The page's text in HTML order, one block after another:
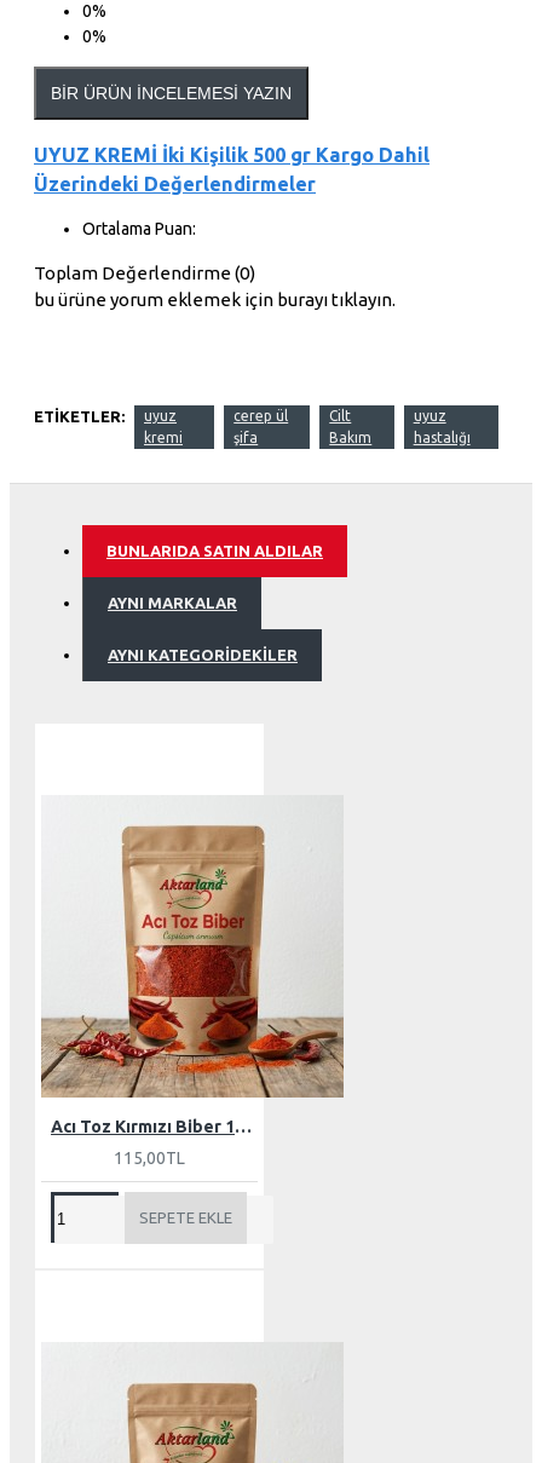
0%
0%
BIR ÜRÜN İNCELEMESI YAZIN
UYUZ KREMİ İki Kişilik 500 gr Kargo Dahil
Üzerindeki Değerlendirmeler
Ortalama Puan:
Toplam Değerlendirme (0)
bu ürüne yorum eklemek için burayı tıklayın.
ETIKETLER:
uyuz
kremi
cerep ül
şifa
Cilt
Bakım
uyuz
hastalığı
BUNLARIDA SATIN ALDILAR
AYNI MARKALAR
AYNI KATEGORIDEKILER
Acı Toz Kırmızı Biber 100 gr
115,00TL
SEPETE EKLE